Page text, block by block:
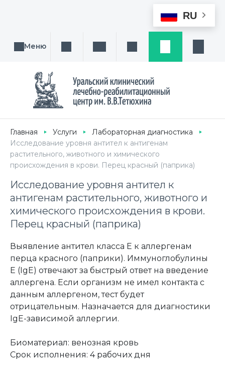
RU
Меню Поиск услуги, направления или врача
Написать намЗаказ звонка
Главная Услуги
Лабораторная диагностика
Исследование уровня антител к антигенам
растительного, животного и химического
происхождения в крови. Перец красный (паприка)
Исследование уровня антител к
антигенам растительного, животного и
химического происхождения в крови.
Перец красный (паприка)
Выявление антител класса Е к аллергенам
перца красного (паприки). Иммуноглобулины
Е (IgE) отвечают за быстрый ответ на введение
аллергена. Если организм не имел контакта с
данным аллергеном, тест будет
отрицательным. Назначается для диагностики
IgE-зависимой аллергии.
Биоматериал: венозная кровь
Срок исполнения: 4 рабочих дня